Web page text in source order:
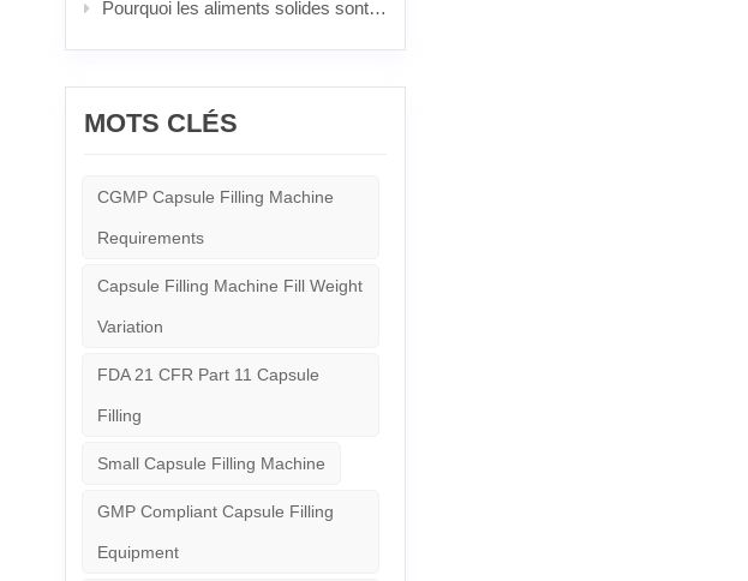
Pourquoi les aliments solides sont les meilleurs : le pouvoir imbattable et la science derrière les pilules populaires
MOTS CLÉS
CGMP Capsule Filling Machine
Requirements
Capsule Filling Machine Fill Weight
Variation
FDA 21 CFR Part 11 Capsule
Filling
Small Capsule Filling Machine
GMP Compliant Capsule Filling
Equipment